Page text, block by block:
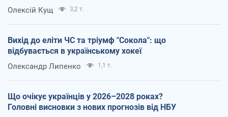
Олексій Кущ 3,2 т.
Вихід до еліти ЧС та тріумф "Сокола": що
відбувається в українському хокеї
Олександр Липенко 1,1 т.
Що очікує українців у 2026–2028 роках?
Головні висновки з нових прогнозів від НБУ